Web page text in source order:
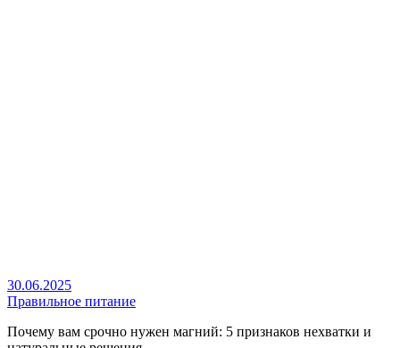
30.06.2025
Правильное питание
Почему вам срочно нужен магний: 5 признаков нехватки и